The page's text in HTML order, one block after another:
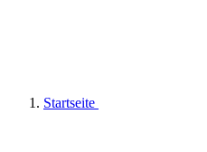
Startseite